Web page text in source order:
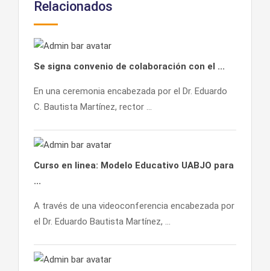
Relacionados
Se signa convenio de colaboración con el ...
En una ceremonia encabezada por el Dr. Eduardo
C. Bautista Martínez, rector ...
Curso en linea: Modelo Educativo UABJO para
...
A través de una videoconferencia encabezada por
el Dr. Eduardo Bautista Martínez, ...